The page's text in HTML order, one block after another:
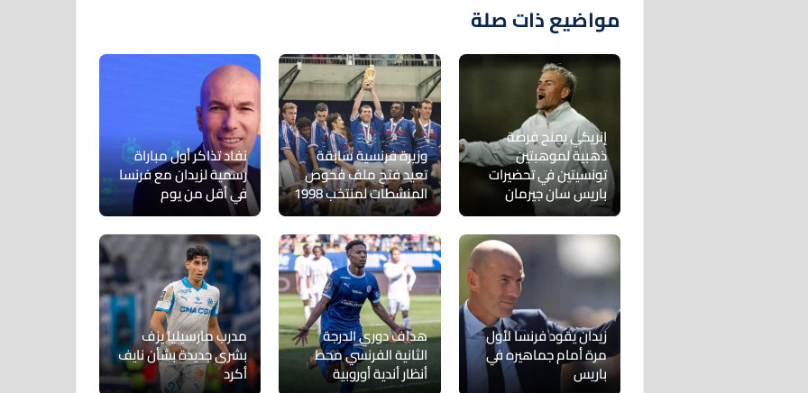
مواضيع ذات صلة
إنريكي يمنح فرصة
ذهبية لموهبتين
تونسيتين في تحضيرات
باريس سان جيرمان
وزيرة فرنسية سابقة
تعيد فتح ملف فحوص
المنشطات لمنتخب 1998
نفاد تذاكر أول مباراة
رسمية لزيدان مع فرنسا
في أقل من يوم
زيدان يقود فرنسا لأول
مرة أمام جماهيره في
باريس
هداف دوري الدرجة
الثانية الفرنسي محط
أنظار أندية أوروبية
مدرب مارسيليا يزف
بشرى جديدة بشأن نايف
أكرد